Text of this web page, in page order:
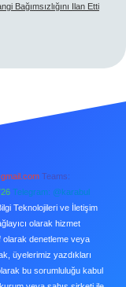
Bağımsızlığını Ilan Etti
Teams:
Telegram: @karabul
Teknolojileri ve İletişim
olarak hizmet
olarak denetleme veya
üyelerimiz yazdıkları
bu sorumluluğu kabul